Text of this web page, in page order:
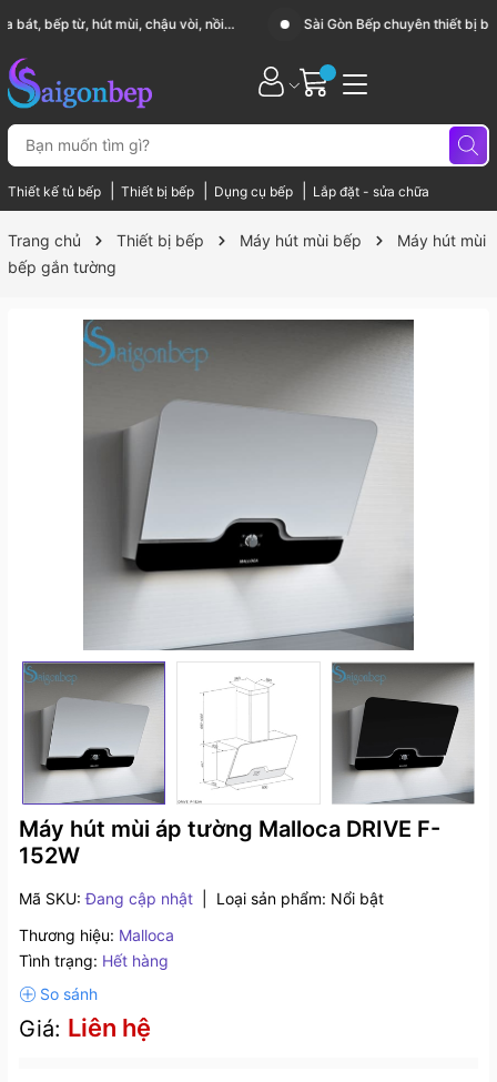
Sài Gòn Bếp chuyên thiết bị bếp, gia dụng bếp cao cấp
Thiết kế tủ bếp Thiết bị bếp Dụng cụ bếp Lắp đặt - sửa chữa
Trang chủ Thiết bị bếp Máy hút mùi bếp
Máy hút mùi
bếp gắn tường
Máy hút mùi áp tường Malloca DRIVE F-
152W
Mã SKU:Đang cập nhật Loại sản phẩm: Nổi bật
Thương hiệu: Malloca
Tình trạng: Hết hàng
Giá: Liên hệ